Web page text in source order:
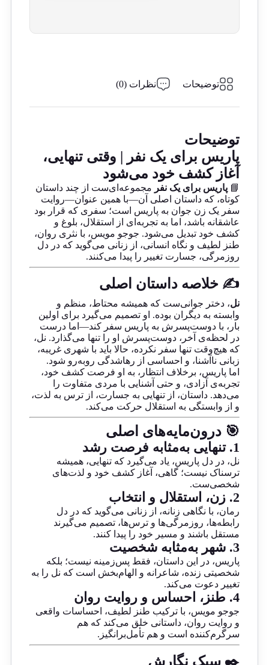
توضیحات نظرات (0)
توضیحات
پاریس برای یک نفر | وقتی تنهایی،
آغاز کشف خود می‌شود
📘 پاریس برای یک نفر مجموعه‌ای‌ست از چند داستان
کوتاه، که داستان اصلی آن—با همین عنوان—روایت
سفر یک زن جوان به پاریس است؛ سفری که قرار بود
عاشقانه باشد، اما به تجربه‌ای از استقلال، بلوغ و
کشف خود تبدیل می‌شود. جوجو مویس، با نثری روان،
طنز لطیف و نگاه انسانی، از زنانی می‌گوید که در دل
روزمرگی، جسارت تغییر را پیدا می‌کنند.
✍️ خلاصه داستان اصلی
نل، دختر جوانی‌ست که همیشه محتاط، منظم و
وابسته به دیگران بوده. او تصمیم می‌گیرد برای اولین
بار، با دوست‌پسرش به پاریس سفر کند—اما درست
در لحظه‌ی آخر، دوست‌پسرش او را تنها می‌گذارد. نل،
که هیچ‌وقت تنها سفر نکرده، حالا باید با شهری غریبه،
زبانی ناآشنا، و احساسی از رهاشدگی روبه‌رو شود.
اما پاریس، برخلاف انتظار، به او فرصت کشف خود،
تجربه‌ی آزادی، و حتی آشنایی با مردی متفاوت را
می‌دهد. داستان، از تنهایی به جسارت، از ترس به لذت،
و از وابستگی به استقلال حرکت می‌کند.
🎯 درون‌مایه‌های اصلی
1. تنهایی به‌مثابه فرصت رشد
نل، در دل پاریس، یاد می‌گیرد که تنهایی، همیشه
ترسناک نیست؛ گاهی، آغاز کشف خود و لذت‌های
شخصی‌ست.
2. زن، استقلال و انتخاب
رمان، با نگاهی زنانه، از زنانی می‌گوید که در دل
رابطه‌ها، روزمرگی‌ها و ترس‌ها، تصمیم می‌گیرند
مستقل باشند و مسیر خود را پیدا کنند.
3. شهر به‌مثابه شخصیت
پاریس، در این داستان، فقط پس‌زمینه نیست؛ بلکه
شخصیتی زنده، شاعرانه و الهام‌بخش است که نل را به
تغییر دعوت می‌کند.
4. طنز، احساس و روایت روان
جوجو مویس، با ترکیب طنز لطیف، احساسات واقعی
و روایت روان، داستانی خلق می‌کند که هم
سرگرم‌کننده است و هم تأمل‌برانگیز.
✒️ سبک نگارش